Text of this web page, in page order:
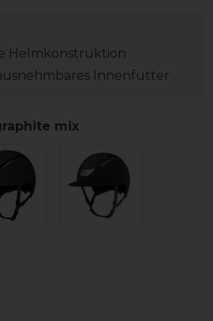
Helmkonstruktion
Innenfutter
mix